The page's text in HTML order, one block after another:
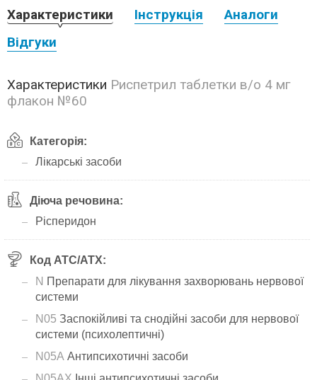
Характеристики Інструкція
Аналоги
Відгуки
Характеристики Риспетрил таблетки в/о 4 мг
флакон №60
Категорія:
Лікарські засоби
Діюча речовина:
Рісперидон
Код АТС/ATX:
N Препарати для лікування захворювань нервової
системи
N05 Заспокійливі та снодійні засоби для нервової
системи (психолептичні)
N05A Антипсихотичні засоби